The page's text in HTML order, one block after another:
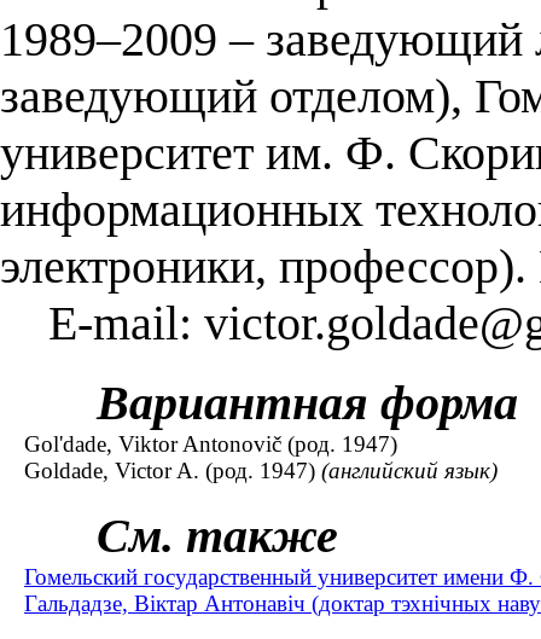
1989–2009 – заведующий
заведующий отделом),
университет им. Ф.
информационных
электроники,
E-mail:
Вариантная форма
Gol'dade, Viktor Antonovič (род. 1947)
Goldade, Victor A. (род. 1947) (английский язык)
См. также
Гомельский государственный университет имени
Гальдадзе, Віктар Антонавіч (доктар тэхнічных